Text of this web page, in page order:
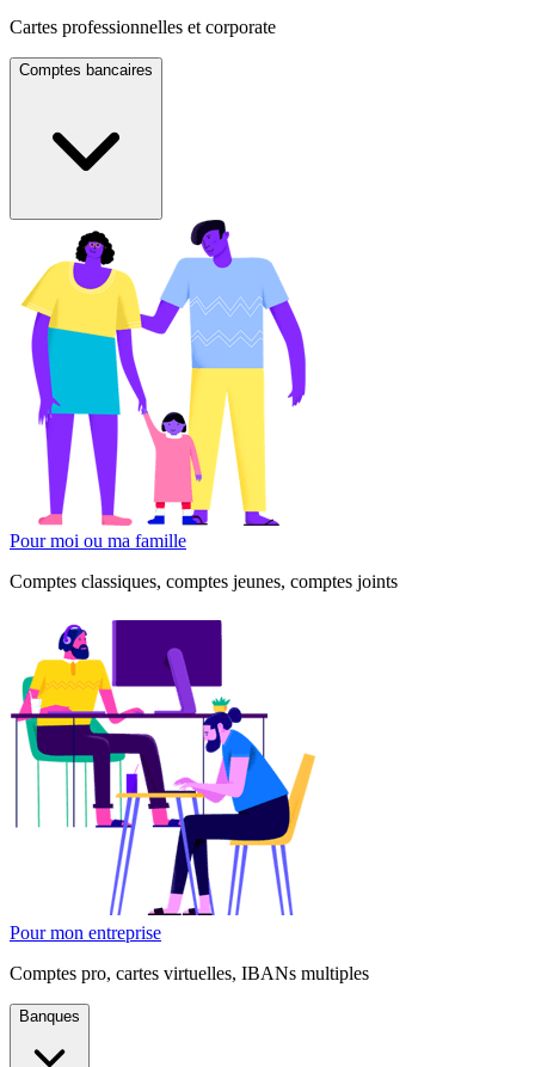
Cartes professionnelles et corporate
Comptes bancaires
Pour moi ou ma famille
Comptes classiques, comptes jeunes, comptes joints
Pour mon entreprise
Comptes pro, cartes virtuelles, IBANs multiples
Banques